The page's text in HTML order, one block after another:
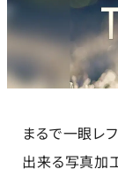
まるで一眼レ
出来る写真